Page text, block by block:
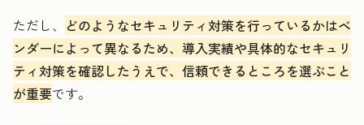
ただし、
どのようなセキュリティ対策を行っているかはベ
ンダーによって異なるため、導入実績や具体的なセキュリ
ティ対策を確認したうえで、信頼できるところを選ぶこと
が重要です。